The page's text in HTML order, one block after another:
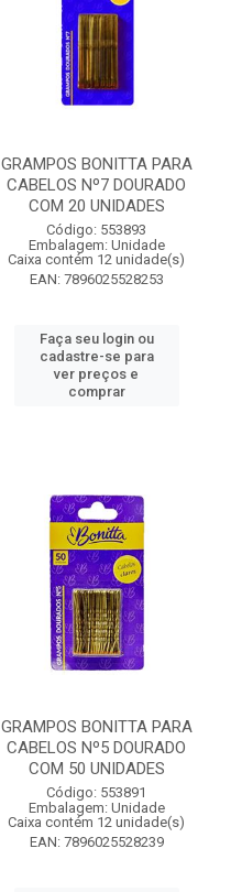
GRAMPOS BONITTA PARA
CABELOS Nº7 DOURADO
COM 20 UNIDADES
Código: 553893
Embalagem: Unidade
Caixa contém 12 unidade(s)
EAN: 7896025528253
Faça seu login ou
cadastre-se para
ver preços e
comprar
GRAMPOS BONITTA PARA
CABELOS Nº5 DOURADO
COM 50 UNIDADES
Código: 553891
Embalagem: Unidade
Caixa contém 12 unidade(s)
EAN: 7896025528239